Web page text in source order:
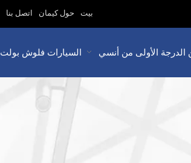
بيت حول كيمان اتصل بنا
الأولى من أنسي السيارات فلوش بولت